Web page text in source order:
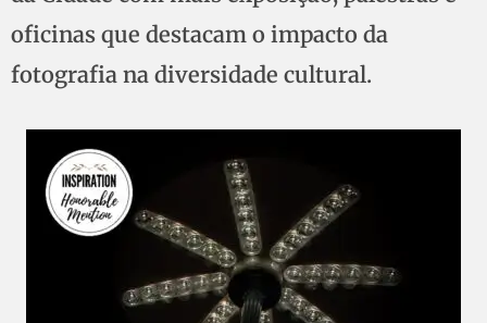
oficinas que destacam o impacto da
fotografia na diversidade cultural.